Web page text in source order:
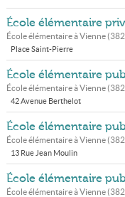
École élémentaire
École élémentaire àVienne(
Place Saint-Pierre
École élémentaire
École élémentaire àVienne(
42 Avenue Berthelot
École élémentaire
École élémentaire àVienne(
13 Rue Jean Moulin
École élémentaire
École élémentaire àVienne(